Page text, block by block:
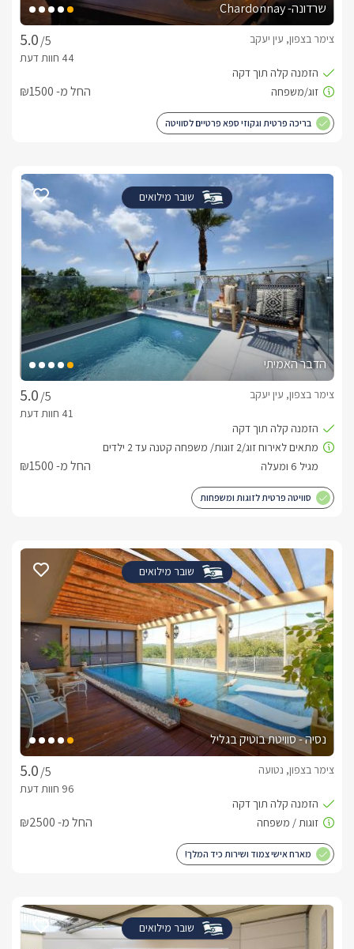
שרדונה- Chardonnay
/5
צימר בצפון, עין יעקב
החל מ- ₪1500
בריכה פרטית וגקוזי ספא פרטיים לסוויטה
שובר מילואים
הדבר האמיתי
/5
צימר בצפון, עין יעקב
החל מ- ₪1500
סוויטה פרטית לזוגות ומשפחות
שובר מילואים
נסיה - סוויטת בוטיק בגליל
/5
צימר בצפון, נטועה
החל מ- ₪2500
מארח אישי צמוד ושירות כיד המלך!
שובר מילואים